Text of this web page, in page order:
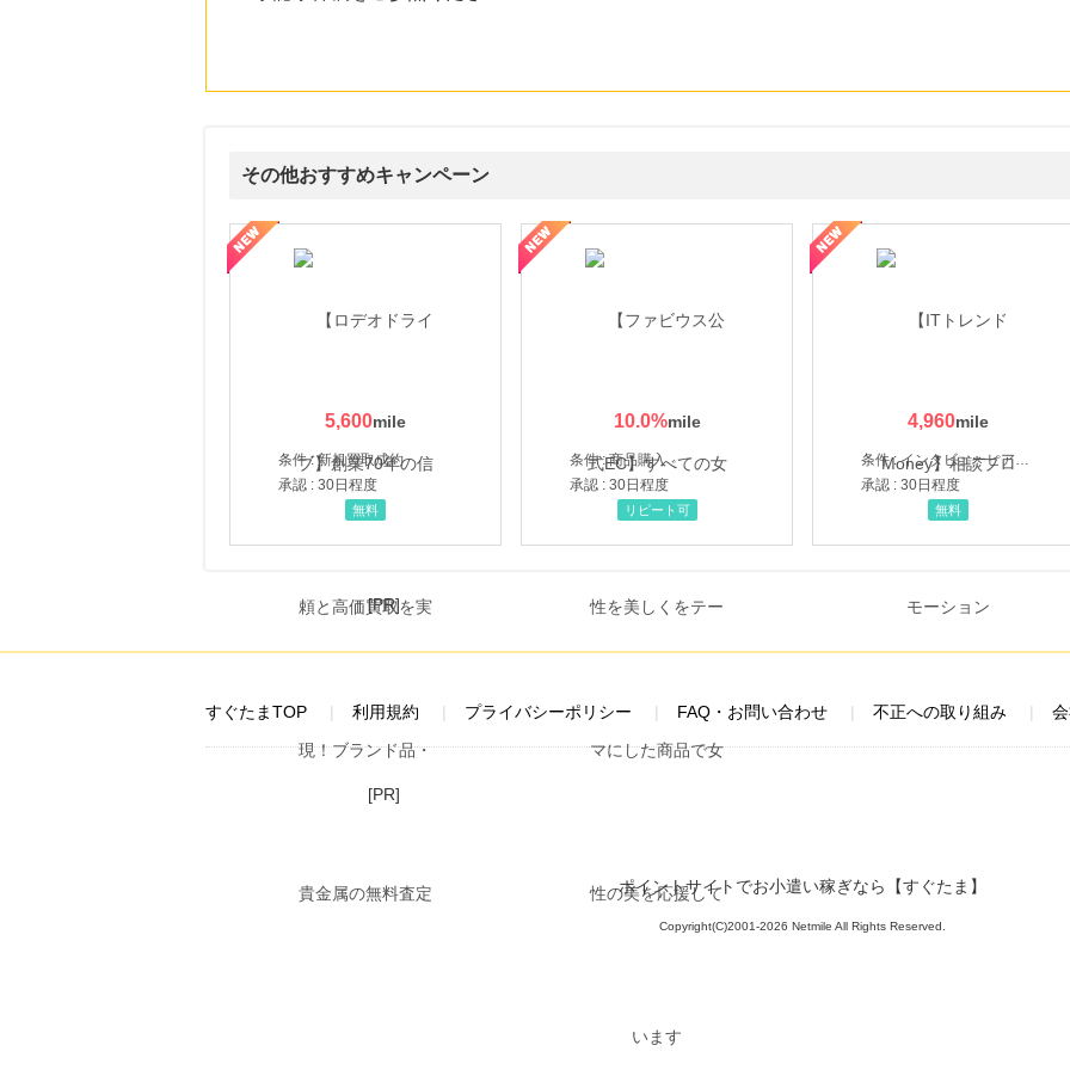
その他おすすめキャンペーン
5,600
条件 : 新規買取成約
承認 : 30日程度
無料
10.0%
条件 : 商品購入
承認 : 30日程度
くをテーマにした商品で女性の美を応援しています
リピート可
4,960
条件 : インタビューヒアリング完了
承認 : 30日程度
【ITトレンドMoney】相談プロモーション
無料
ハミングウォーター【販売代理店】
[PR]
すぐたまTOP 利用規約 プライバシーポリシー FAQ・お問い合わせ 不正への取り組み
[PR]
ポイントサイトでお小遣い稼ぎなら【すぐたま】
Copyright(C)2001-2026 Netmile All Rights Reserved.